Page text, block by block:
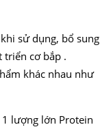
sử dụng, bổ sung
triển cơ bắp .
khác nhau như
lượng lớn Protein